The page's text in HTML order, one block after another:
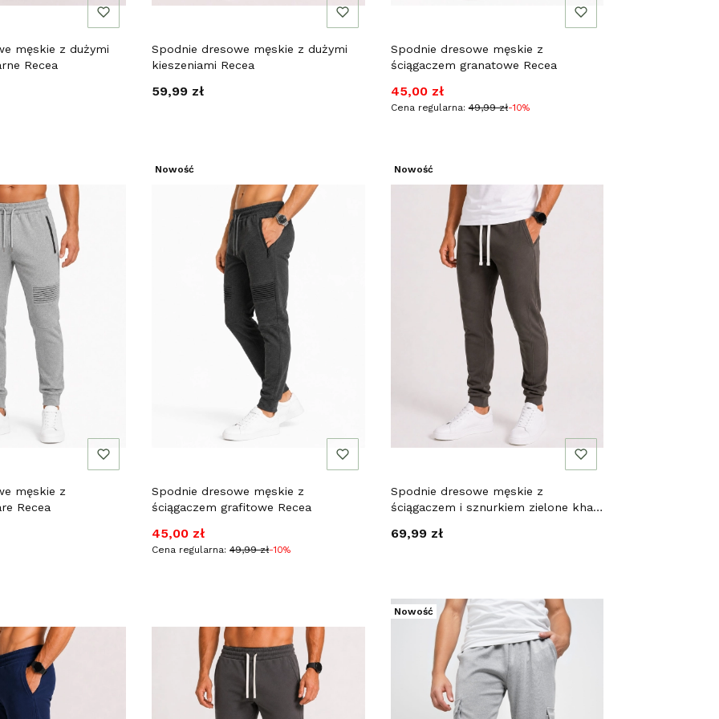
męskie z dużymi
Recea
Spodnie dresowe męskie z dużymi
kieszeniami Recea
Cena
59,99 zł
Spodnie dresowe męskie z
ściągaczem granatowe Recea
Cena promocyjna
45,00 zł
Cena regularna: 49,99 zł-10%
męskie z
Recea
Nowość
Spodnie dresowe męskie z
ściągaczem grafitowe Recea
Cena promocyjna
45,00 zł
Cena regularna: 49,99 zł-10%
Nowość
Spodnie dresowe męskie z
ściągaczem i sznurkiem zielone khaki
Cena
69,99 zł
Nowość